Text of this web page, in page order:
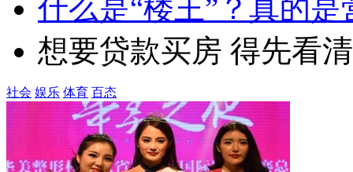
什么是“楼王”？真的
想要贷款买房 得先看
社会 娱乐 体育 百态